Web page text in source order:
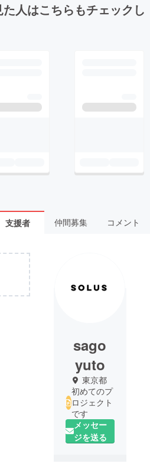
人はこちらもチェックし
支援者 仲間募集 コメント
sago
yuto
東京都
初めてのプ
ロジェクト
です
メッセー
ジを送る